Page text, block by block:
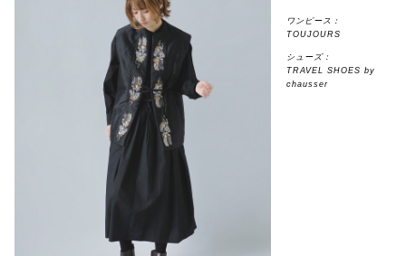
ワンピース：
TOUJOURS
シューズ：
TRAVEL SHOES by
chausser